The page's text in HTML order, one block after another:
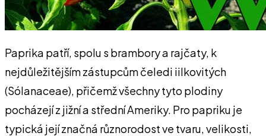
Paprika patří, spolu s brambory a rajčaty, k
nejdůležitějším zástupcům čeledi iilkovitých
(Sólanaceae), přičemž všechny tyto plodiny
pocházejí z jižní a střední Ameriky. Pro papriku je
typická její značná různorodost ve tvaru, velikosti,